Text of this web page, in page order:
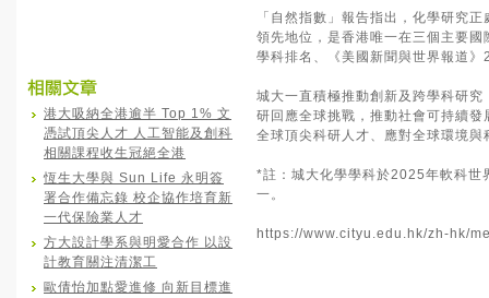
港大吸納全港逾半 Top 1% 文
憑試頂尖人才 人工智能及創科
相關課程收生冠絕全港
恆生大學與 Sun Life 永明簽
署合作備忘錄 校企協作培育新
一代保險業人才
方大設計學系與明愛合作 以設
計教育關注清潔工
歐倩怡加點愛進修 向新目標進
「自然指數」報告指出，化學研究
領先地位，是香港唯一在三個主要
學科排名、《美國新聞與世界報道
城大一直積極推動創新及跨學科研
研回應全球挑戰，推動社會可持續
全球頂尖科研人才、應對全球環境
*註：城大化學學科於2025年軟科世
一。
https://www.cityu.edu.hk/zh-hk/